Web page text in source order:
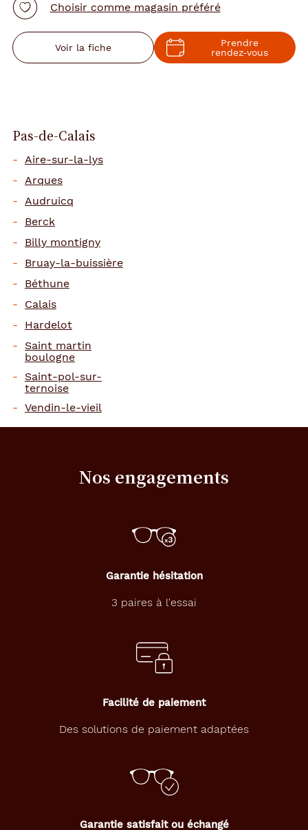
Choisir comme magasin préféré
Voir la fiche
Prendre
rendez‑vous
Pas-de-Calais
Aire-sur-la-lys
Arques
Audruicq
Berck
Billy montigny
Bruay-la-buissière
Béthune
Calais
Hardelot
Saint martin
boulogne
Saint-pol-sur-
ternoise
Vendin-le-vieil
Nos engagements
Garantie hésitation
3 paires à l'essai
Facilité de paiement
Des solutions de paiement adaptées
Garantie satisfait ou échangé